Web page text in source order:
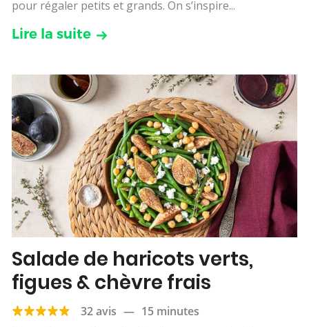
pour régaler petits et grands. On s’inspire...
Lire la suite
Salade de haricots verts,
figues & chèvre frais
32 avis — 15 minutes